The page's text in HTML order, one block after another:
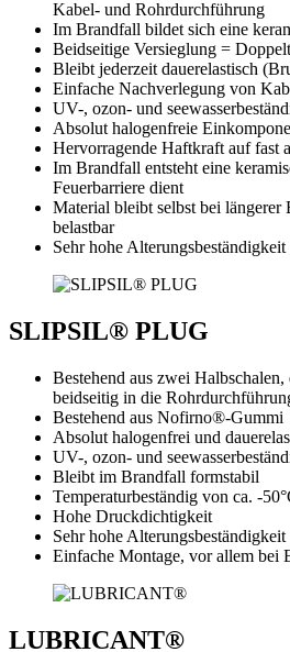
Kabel- und Rohrdurchführung
Im Brandfall bildet sich eine
Beidseitige Versieglung =
Bleibt jederzeit dauerelastisch
Einfache Nachverlegung von
UV-, ozon- und
Absolut halogenfreie
Hervorragende Haftkraft auf fast
Im Brandfall entsteht eine
Feuerbarriere dient
Material bleibt selbst bei längerer
belastbar
Sehr hohe Alterungsbeständigkeit
SLIPSIL® PLUG
Bestehend aus zwei
beidseitig in die
Bestehend aus Nofirno®-Gummi
Absolut halogenfrei und
UV-, ozon- und
Bleibt im Brandfall formstabil
Temperaturbeständig von ca. -
Hohe Druckdichtigkeit
Sehr hohe Alterungsbeständigkeit
Einfache Montage, vor allem bei
LUBRICANT®